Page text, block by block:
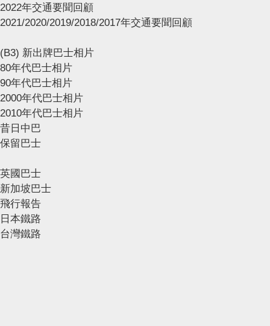
2022年交通要聞回顧
2021/2020/2019/2018/2017年交通要聞回顧
(B3) 新出牌巴士相片
80年代巴士相片
90年代巴士相片
2000年代巴士相片
2010年代巴士相片
昔日中巴
保留巴士
英國巴士
新加坡巴士
飛行報告
日本鐵路
台灣鐵路